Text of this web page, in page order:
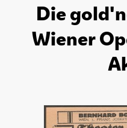
Die
Wiener